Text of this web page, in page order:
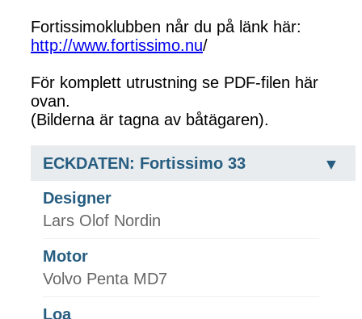
Fortissimoklubben når du på länk här:
http://www.fortissimo.nu/
För komplett utrustning se PDF-filen här
ovan.
(Bilderna är tagna av båtägaren).
ECKDATEN: Fortissimo 33
Designer
Lars Olof Nordin
Motor
Volvo Penta MD7
Loa